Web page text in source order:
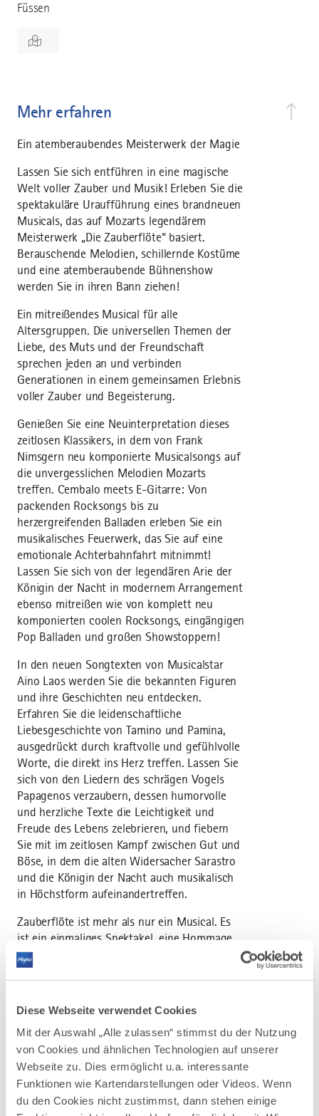
Diese Webseite verwendet Cookies
Mit der Auswahl „Alle zulassen“ stimmst du der Nutzung
von Cookies und ähnlichen Technologien auf unserer
Webseite zu. Dies ermöglicht u.a. interessante
Funktionen wie Kartendarstellungen oder Videos. Wenn
du den Cookies nicht zustimmst, dann stehen einige
Füssen
Mehr erfahren
Ein atemberaubendes Meisterwerk der Magie
Lassen Sie sich entführen in eine magische
Welt voller Zauber und Musik! Erleben Sie die
spektakuläre Uraufführung eines brandneuen
Musicals, das auf Mozarts legendärem
Meisterwerk „Die Zauberflöte“ basiert.
Berauschende Melodien, schillernde Kostüme
und eine atemberaubende Bühnenshow
werden Sie in ihren Bann ziehen!
Ein mitreißendes Musical für alle
Altersgruppen. Die universellen Themen der
Liebe, des Muts und der Freundschaft
sprechen jeden an und verbinden
Generationen in einem gemeinsamen Erlebnis
voller Zauber und Begeisterung.
Genießen Sie eine Neuinterpretation dieses
zeitlosen Klassikers, in dem von Frank
Nimsgern neu komponierte Musicalsongs auf
die unvergesslichen Melodien Mozarts
treffen. Cembalo meets E-Gitarre: Von
packenden Rocksongs bis zu
herzergreifenden Balladen erleben Sie ein
musikalisches Feuerwerk, das Sie auf eine
emotionale Achterbahnfahrt mitnimmt!
Lassen Sie sich von der legendären Arie der
Königin der Nacht in modernem Arrangement
ebenso mitreißen wie von komplett neu
komponierten coolen Rocksongs, eingängigen
Pop Balladen und großen Showstoppern!
In den neuen Songtexten von Musicalstar
Aino Laos werden Sie die bekannten Figuren
und ihre Geschichten neu entdecken.
Erfahren Sie die leidenschaftliche
Liebesgeschichte von Tamino und Pamina,
ausgedrückt durch kraftvolle und gefühlvolle
Worte, die direkt ins Herz treffen. Lassen Sie
sich von den Liedern des schrägen Vogels
Papagenos verzaubern, dessen humorvolle
und herzliche Texte die Leichtigkeit und
Freude des Lebens zelebrieren, und fiebern
Sie mit im zeitlosen Kampf zwischen Gut und
Böse, in dem die alten Widersacher Sarastro
und die Königin der Nacht auch musikalisch
in Höchstform aufeinandertreffen.
Zauberflöte ist mehr als nur ein Musical. Es
ist ein einmaliges Spektakel, eine Hommage
an Mozarts Genialität, aufgefrischt für die
moderne Generation. Es verspricht ein
sowohl für langjährige Liebhaber der
Wunderwerk zum ersten Mal entdecken.